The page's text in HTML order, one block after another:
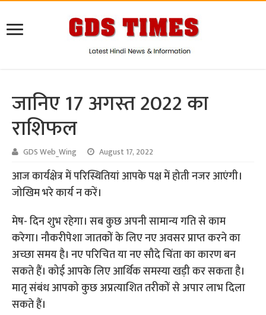
जानिए 17 अगस्त 2022 का
राशिफल
GDS Web_Wing August 17, 2022
आज कार्यक्षेत्र में परिस्थितियां आपके पक्ष में होती नजर आएंगी।
जोखिम भरे कार्य न करें।
मेष- दिन शुभ रहेगा। सब कुछ अपनी सामान्य गति से काम
करेगा। नौकरीपेशा जातकों के लिए नए अवसर प्राप्त करने का
अच्छा समय है। नए परिचित या नए सौदे चिंता का कारण बन
सकते हैं। कोई आपके लिए आर्थिक समस्या खड़ी कर सकता है।
मातृ संबंध आपको कुछ अप्रत्याशित तरीकों से अपार लाभ दिला
सकते हैं।